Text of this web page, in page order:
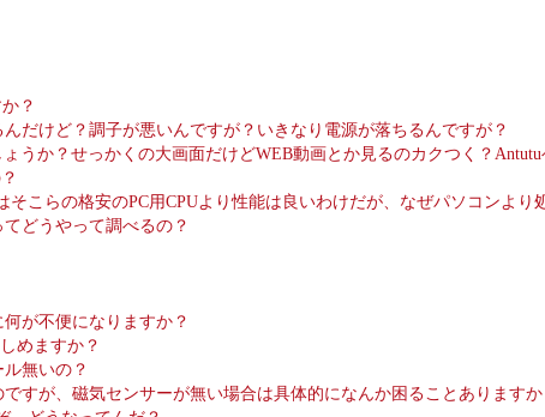
？
だけど？調子が悪いんですが？いきなり電源が落ちるんですが？
うか？せっかくの大画面だけどWEB動画とか見るのカクつく？
こらの格安のPC用CPUより性能は良いわけだが、なぜパソコンより
どうやって調べるの？
が不便になりますか？
めますか？
無いの？
すが、磁気センサーが無い場合は具体的になんか困ることあります